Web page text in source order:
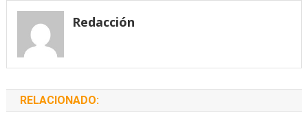
entradas
Redacción
RELACIONADO: